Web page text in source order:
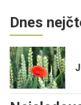
Dnes